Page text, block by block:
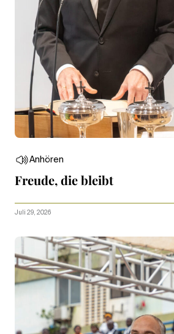
Anhören
Freude, die bleibt
Juli 29, 2026